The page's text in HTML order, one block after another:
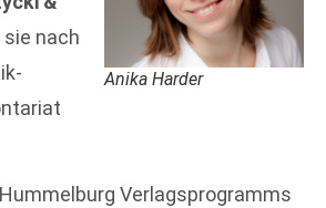
Anika Harder
sie nach
Verlagsprogramms